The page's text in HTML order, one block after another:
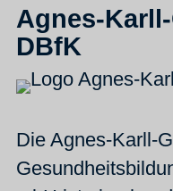
Agnes-
DBfK
Die Agnes-Karll-